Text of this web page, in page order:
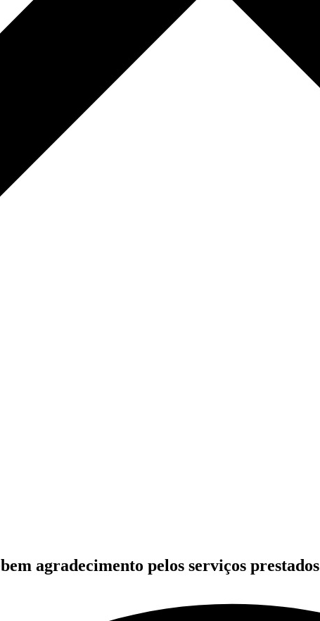
agradecimento pelos serviços prestados